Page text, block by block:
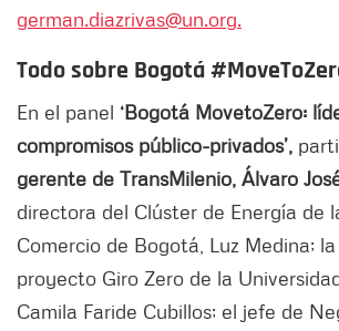
german.diazrivas@un.org.
Todo sobre Bogotá
En el panel ‘Bogotá MovetoZero:
compromisos público-privados’,
gerente de TransMilenio, Álvaro
directora del Clúster de Energía de
Comercio de Bogotá, Luz Medina;
proyecto Giro Zero de la
Camila Faride Cubillos; el jefe de